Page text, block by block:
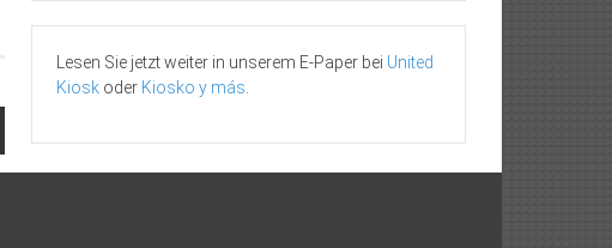
Lesen Sie jetzt weiter in unserem E-Paper bei United
Kiosk oder Kiosko y más